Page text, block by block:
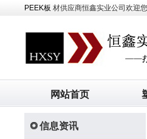
PEEK板 材供应商恒鑫实业公司欢迎
网站首页
信息资讯